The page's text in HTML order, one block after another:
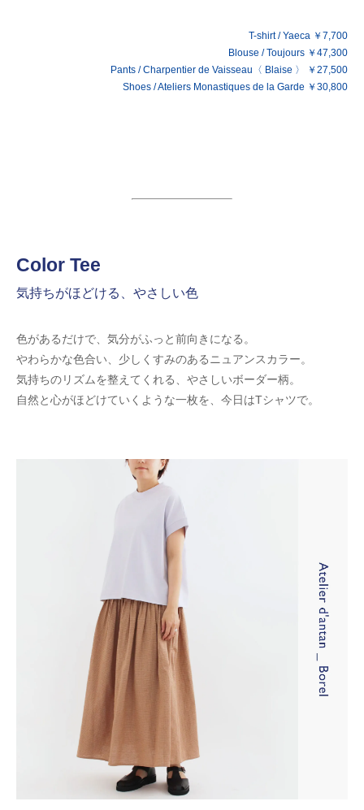
T-shirt / Yaeca ￥7,700
Blouse / Toujours ￥47,300
Pants / Charpentier de Vaisseau〈 Blaise 〉 ￥27,500
Shoes / Ateliers Monastiques de la Garde ￥30,800
Color Tee
気持ちがほどける、やさしい色
色があるだけで、気分がふっと前向きになる。
やわらかな色合い、少しくすみのあるニュアンスカラー。
気持ちのリズムを整えてくれる、やさしいボーダー柄。
自然と心がほどけていくような一枚を、今日はTシャツで。